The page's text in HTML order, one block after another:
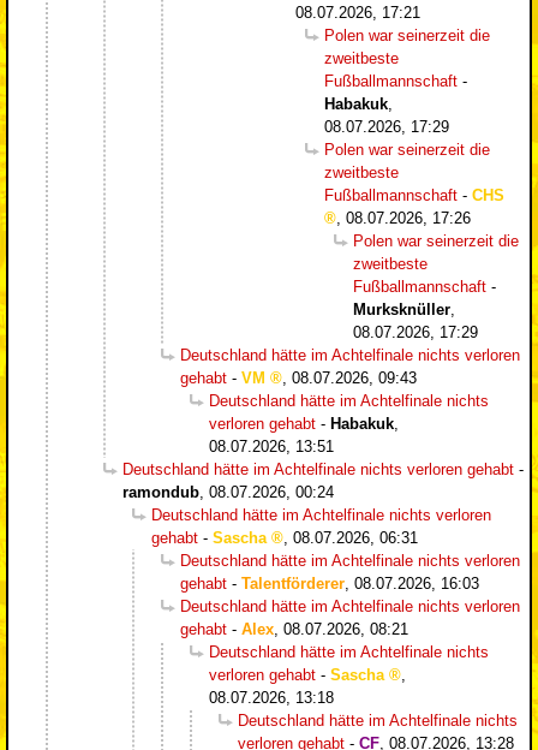
08.07.2026, 17:21
Polen war seinerzeit die
zweitbeste
Fußballmannschaft -
Habakuk
08.07.2026, 17:29
Polen war seinerzeit die
zweitbeste
Fußballmannschaft - CHS
08.07.2026, 17:26
Polen war seinerzeit die
zweitbeste
Fußballmannschaft -
Murksknüller
08.07.2026, 17:29
Deutschland hätte im Achtelfinale nichts verloren
gehabt - VM
08.07.2026, 09:43
Deutschland hätte im Achtelfinale nichts
verloren gehabt - Habakuk
08.07.2026, 13:51
Deutschland hätte im Achtelfinale nichts verloren gehabt -
ramondub 08.07.2026, 00:24
Deutschland hätte im Achtelfinale nichts verloren
gehabt - Sascha
08.07.2026, 06:31
Deutschland hätte im Achtelfinale nichts verloren
gehabt - Talentförderer 08.07.2026, 16:03
Deutschland hätte im Achtelfinale nichts verloren
gehabt - Alex 08.07.2026, 08:21
Deutschland hätte im Achtelfinale nichts
verloren gehabt - Sascha
08.07.2026, 13:18
Deutschland hätte im Achtelfinale nichts
verloren gehabt - CF 08.07.2026, 13:28